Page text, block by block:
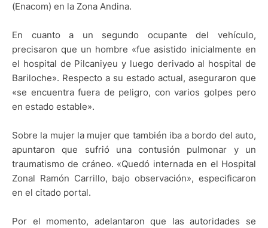
(Enacom) en la Zona Andina.
En cuanto a un segundo ocupante del vehículo,
precisaron que un hombre «fue asistido inicialmente en
el hospital de Pilcaniyeu y luego derivado al hospital de
Bariloche». Respecto a su estado actual, aseguraron que
«se encuentra fuera de peligro, con varios golpes pero
en estado estable».
Sobre la mujer la mujer que también iba a bordo del auto,
apuntaron que sufrió una contusión pulmonar y un
traumatismo de cráneo. «Quedó internada en el Hospital
Zonal Ramón Carrillo, bajo observación», especificaron
en el citado portal.
Por el momento, adelantaron que las autoridades se